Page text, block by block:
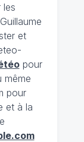
les
et
pour
même
pour
et à la